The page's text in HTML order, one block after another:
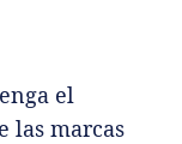
el
las marcas